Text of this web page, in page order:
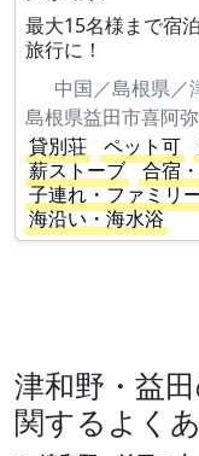
最大15名様まで宿
旅行に！
中国／島根県／
島根県益田市喜阿
貸別荘
ペット可
薪ストーブ
合宿
子連れ・ファミリ
海沿い・海水浴
津和野・益
関するよく